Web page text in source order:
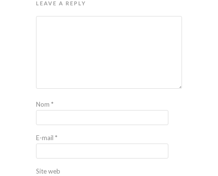
LEAVE A REPLY
Nom *
E-mail *
Site web